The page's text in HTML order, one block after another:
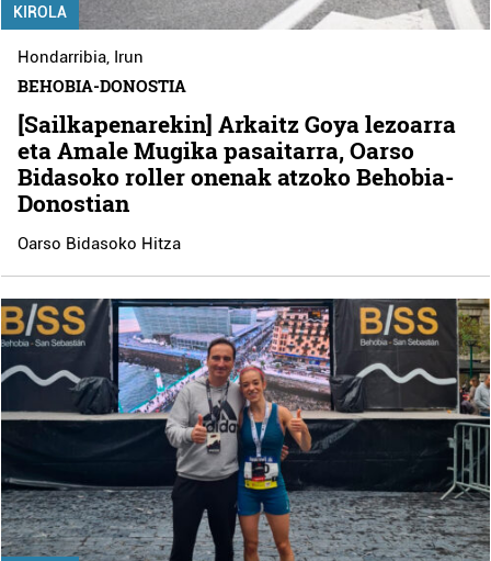
KIROLA
Hondarribia, Irun
BEHOBIA-DONOSTIA
[Sailkapenarekin] Arkaitz Goya lezoarra
eta Amale Mugika pasaitarra, Oarso
Bidasoko roller onenak atzoko Behobia-
Donostian
Oarso Bidasoko Hitza